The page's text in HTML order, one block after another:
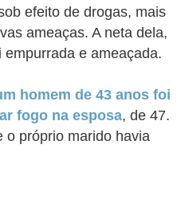
efeito de drogas, mais
ameaças. A neta dela,
e ameaçada.
homem de 43 anos foi
fogo na esposa, de 47.
o próprio marido havia